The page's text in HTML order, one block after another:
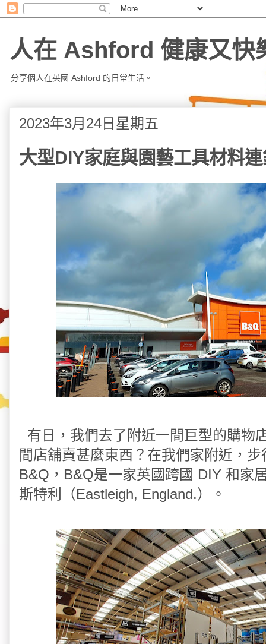
人在 Ashford 健康又快
分享個人在英國 Ashford 的日常生活。
2023年3月24日星期五
大型DIY家庭與園藝工具材料
有日，我們去了附近一間巨型的購物
間店舖賣甚麼東西？在我們家附近，
B&Q，B&Q是一家英國跨國 DIY 和家
斯特利（Eastleigh, England.）。